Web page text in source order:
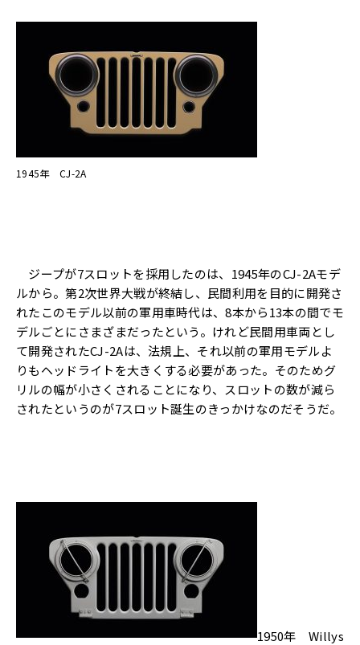
1945年 CJ-2A
ジープが7スロットを採用したのは、1945年のCJ-2Aモデ
ルから。第2次世界大戦が終結し、民間利用を目的に開発さ
れたこのモデル以前の軍用車時代は、8本から13本の間でモ
デルごとにさまざまだったという。けれど民間用車両とし
て開発されたCJ-2Aは、法規上、それ以前の軍用モデルよ
りもヘッドライトを大きくする必要があった。そのためグ
リルの幅が小さくされることになり、スロットの数が減ら
されたというのが7スロット誕生のきっかけなのだそうだ。
1950年 Willys